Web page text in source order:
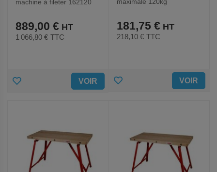
machine à fileter 162120
889,00 €
1 066,80 € TTC
AJOUTER VOIR
181,75 €
218,10 € TTC
AJOUTER VOIR